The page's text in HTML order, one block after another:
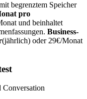
begrenztem Speicher
pro
und beinhaltet
Business-
(jährlich) oder 29€/Monat
Conversation